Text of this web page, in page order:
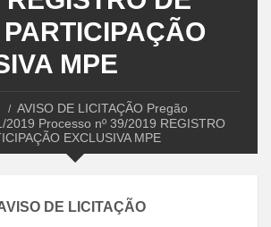
MPE
AVISO DE LICITAÇÃO Pregão
2019 Processo nº 39/2019 REGISTRO
EXCLUSIVA MPE
DE LICITAÇÃO